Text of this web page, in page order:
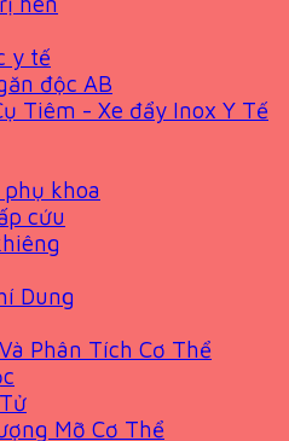
y tế
độc AB
Tiêm - Xe đẩy Inox Y Tế
khoa
cứu
Dung
Phân Tích Cơ Thể
Mỡ Cơ Thể